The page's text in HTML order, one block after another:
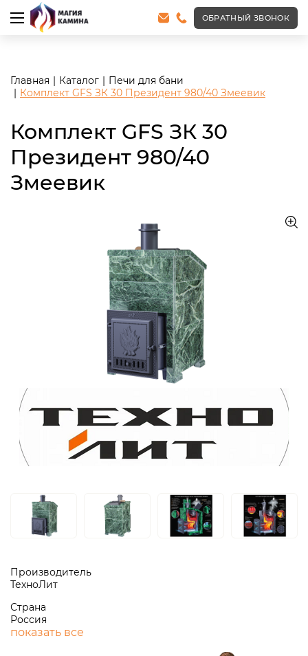
<meta name="robots" content="noindex, follow"/>
ОБРАТНЫЙ ЗВОНОК
Главная Каталог
Печи для бани
Комплект GFS ЗК 30 Президент 980/40 Змеевик
Комплект GFS ЗК 30
Президент 980/40
Змеевик
Производитель
ТехноЛит
Страна
Россия
показать все